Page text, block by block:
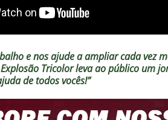
e nos ajude a ampliar cada vez
Tricolor leva ao público um
de todos vocês!”